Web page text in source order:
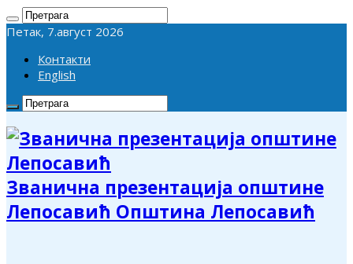
Петак, 7.август 2026
Контакти
English
Званична презентација општине
Лепосавић Општина Лепосавић